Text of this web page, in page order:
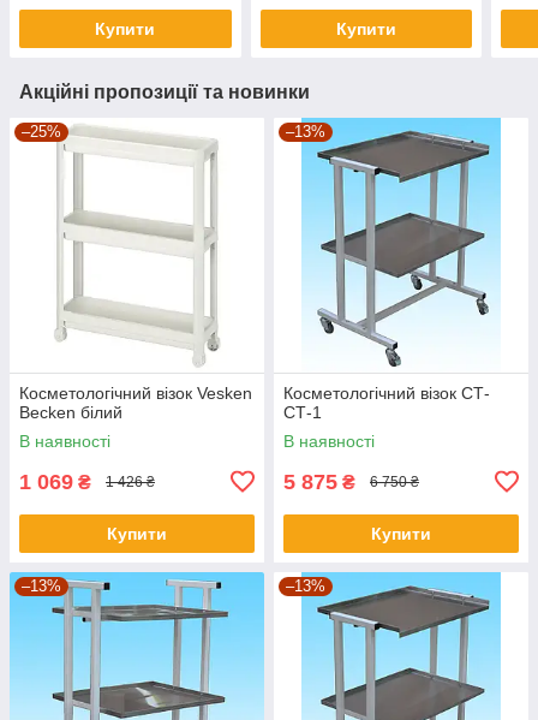
Купити Купити
Акційні пропозиції та новинки
–25%
Косметологічний візок Vesken
Becken білий
В наявності
1 069 ₴ 1 426 ₴
Купити
–13%
Косметологічний візок СТ-
СТ-1
В наявності
5 875 ₴ 6 750 ₴
Купити
–13% –13%